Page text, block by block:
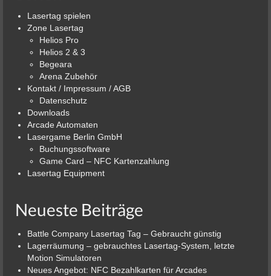
Lasertag spielen
Zone Lasertag
Helios Pro
Helios 2 & 3
Begeara
Arena Zubehör
Kontakt / Impressum / AGB
Datenschutz
Downloads
Arcade Automaten
Lasergame Berlin GmbH
Buchungssoftware
Game Card – NFC Kartenzahlung
Lasertag Equipment
Neueste Beiträge
Battle Company Lasertag Tag – Gebraucht günstig
Lagerräumung – gebrauchtes Lasertag-System, letzte
Motion Simulatoren
Neues Angebot: NFC Bezahlkarten für Arcades